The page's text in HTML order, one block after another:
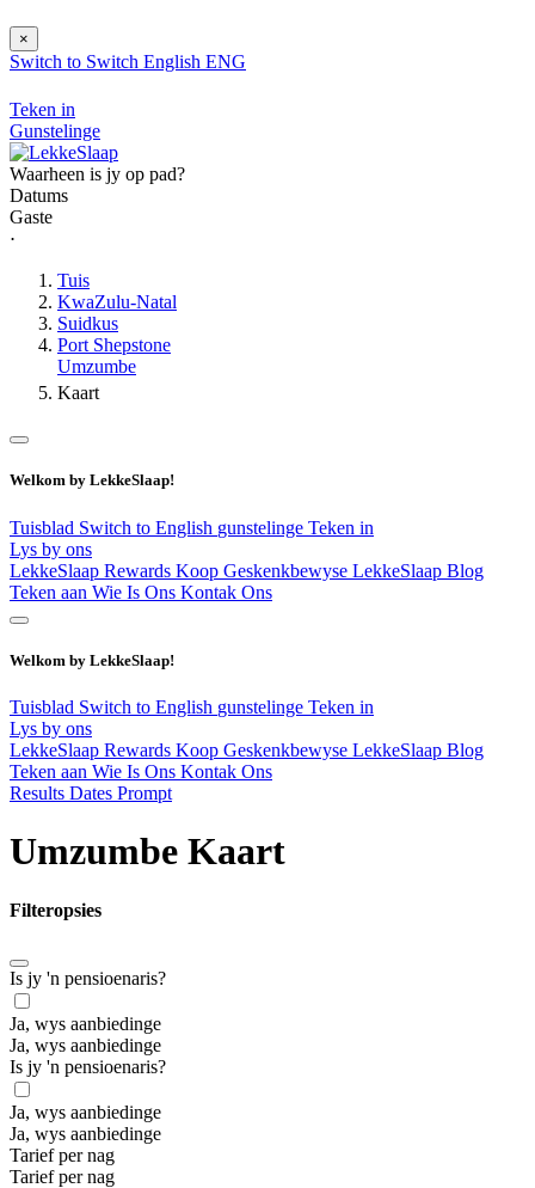
×
Switch to Switch English ENG
Teken in
Gunstelinge
Waarheen is jy op pad?
Datums
Gaste
⋅
Tuis
KwaZulu-Natal
Suidkus
Port Shepstone
Umzumbe
Kaart
Welkom by LekkeSlaap!
Tuisblad Switch to English gunstelinge Teken in
Lys by ons
LekkeSlaap Rewards Koop Geskenkbewyse LekkeSlaap Blog
Teken aan Wie Is Ons Kontak Ons
Welkom by LekkeSlaap!
Tuisblad Switch to English gunstelinge Teken in
Lys by ons
LekkeSlaap Rewards Koop Geskenkbewyse LekkeSlaap Blog
Teken aan Wie Is Ons Kontak Ons
Results Dates Prompt
Umzumbe Kaart
Filteropsies
Is jy 'n pensioenaris?
Ja, wys aanbiedinge
Ja, wys aanbiedinge
Is jy 'n pensioenaris?
Ja, wys aanbiedinge
Ja, wys aanbiedinge
Tarief per nag
Tarief per nag